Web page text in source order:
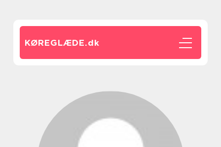
KØREGLÆDE.dk